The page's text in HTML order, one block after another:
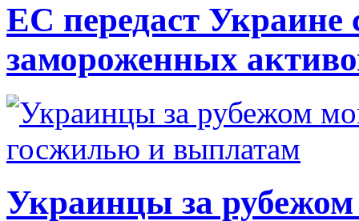
ЕС передаст Украине
замороженных
Украинцы за рубежом